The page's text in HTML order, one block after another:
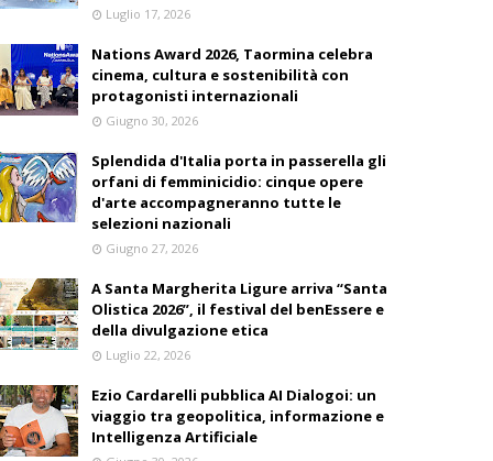
Luglio 17, 2026
Nations Award 2026, Taormina celebra
cinema, cultura e sostenibilità con
protagonisti internazionali
Giugno 30, 2026
Splendida d'Italia porta in passerella gli
orfani di femminicidio: cinque opere
d'arte accompagneranno tutte le
selezioni nazionali
Giugno 27, 2026
A Santa Margherita Ligure arriva “Santa
Olistica 2026”, il festival del benEssere e
della divulgazione etica
Luglio 22, 2026
Ezio Cardarelli pubblica AI Dialogoi: un
viaggio tra geopolitica, informazione e
Intelligenza Artificiale